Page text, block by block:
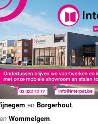
en Borgerhout.
Wommelgem.